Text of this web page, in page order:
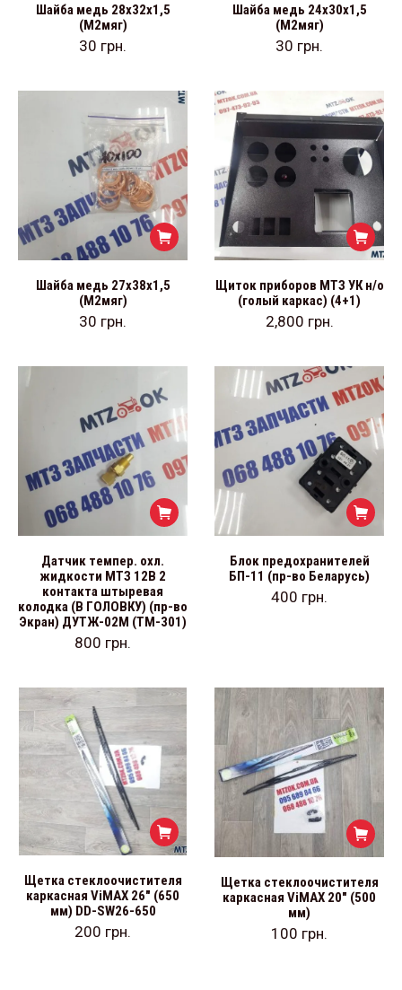
Шайба медь 28х32х1,5
(М2мяг)
30 грн.
Шайба медь 24х30х1,5
(М2мяг)
30 грн.
Шайба медь 27х38х1,5
(М2мяг)
30 грн.
Щиток приборов МТЗ УК н/о
(голый каркас) (4+1)
2,800 грн.
Датчик темпер. охл.
жидкости МТЗ 12В 2
контакта штыревая
колодка (В ГОЛОВКУ) (пр-во
Экран) ДУТЖ-02М (ТМ-301)
800 грн.
Блок предохранителей
БП-11 (пр-во Беларусь)
400 грн.
Щетка стеклоочистителя
каркасная ViMAX 26″ (650
мм) DD-SW26-650
200 грн.
Щетка стеклоочистителя
каркасная ViMAX 20″ (500
мм)
100 грн.